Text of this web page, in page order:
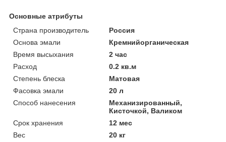
Основные атрибуты
Страна производитель
Россия
Основа эмали
Кремнийорганическая
Время высыхания
2 час
Расход
0.2 кв.м
Степень блеска
Матовая
Фасовка эмали
20 л
Способ нанесения
Механизированный,
Кисточкой, Валиком
Срок хранения
12 мес
Вес
20 кг